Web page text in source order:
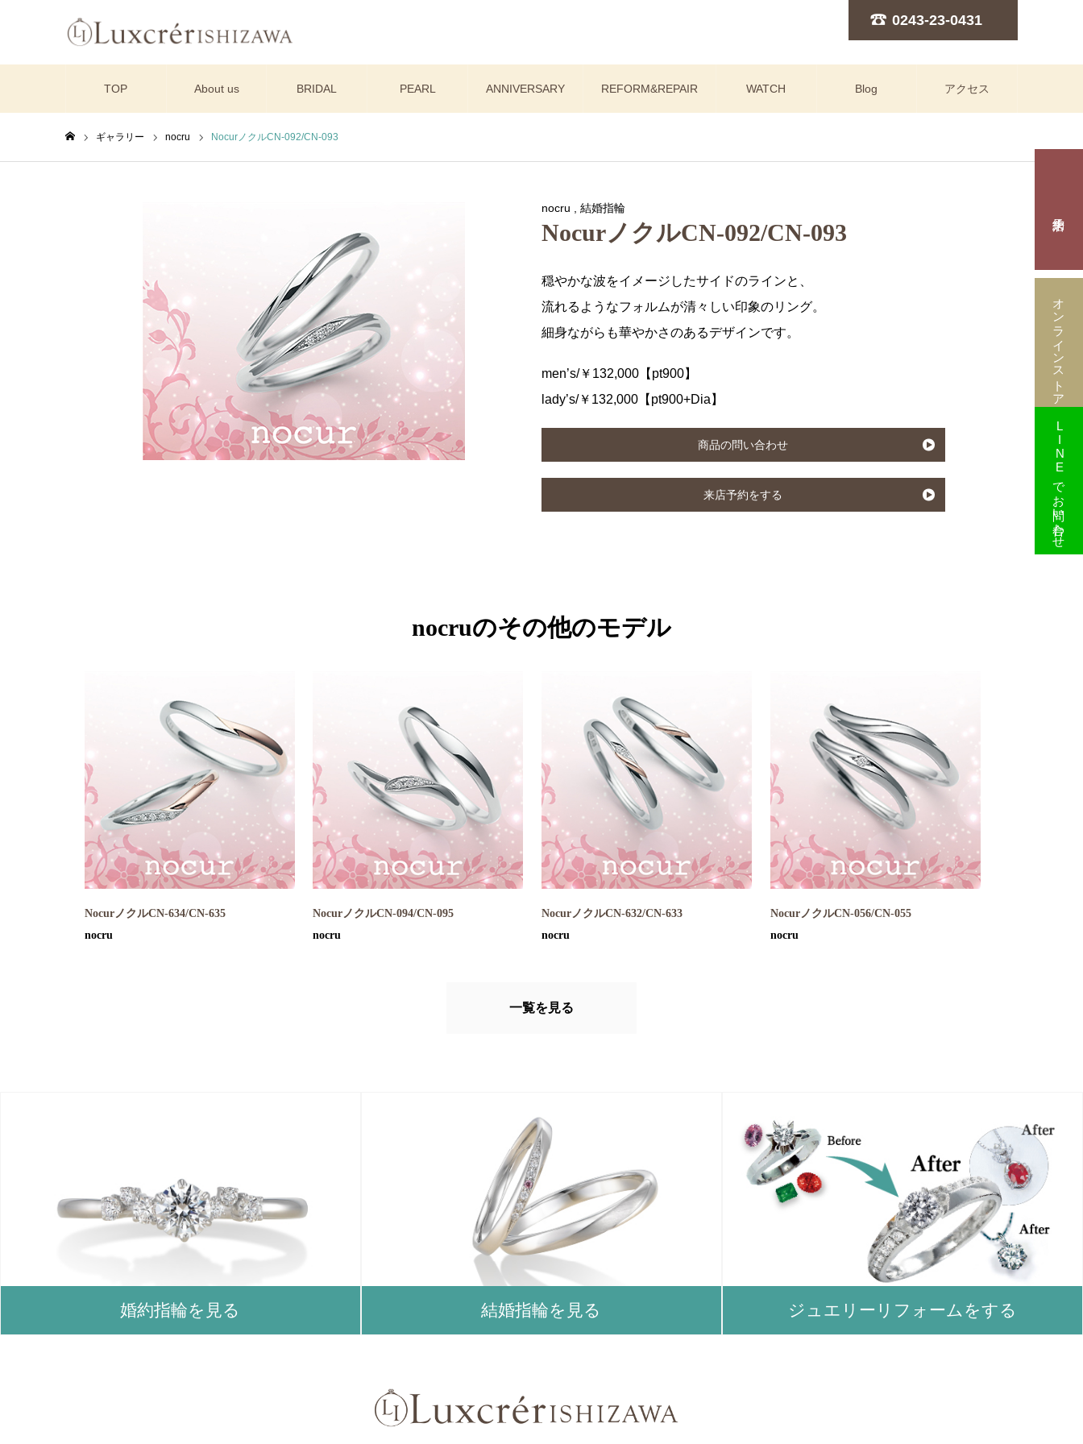
0243-23-0431
TOP About us BRIDAL PEARL ANNIVERSARY REFORM&REPAIR WATCH Blog アクセス
ギャラリー nocru NocurノクルCN-092/CN-093
nocru 結婚指輪
NocurノクルCN-092/CN-093
穏やかな波をイメージしたサイドのラインと、
流れるようなフォルムが清々しい印象のリング。
細身ながらも華やかさのあるデザインです。
men’s/￥132,000【pt900】
lady’s/￥132,000【pt900+Dia】
商品の問い合わせ
来店予約をする
nocruのその他のモデル
NocurノクルCN-634/CN-635
nocru
NocurノクルCN-094/CN-095
nocru
NocurノクルCN-632/CN-633
nocru
NocurノクルCN-056/CN-055
nocru
一覧を見る
オンラインストア
LINEでお問い合わせ
婚約指輪を見る 結婚指輪を見る ジュエリーリフォームをする